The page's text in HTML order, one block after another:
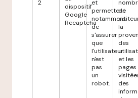
2
dispositif
Google
Recaptcha
et
permettent
notamment
de
s'assurer
que
l'utilisateur
n'est
pas
un
robot.
de
la
des
et les
pages
des